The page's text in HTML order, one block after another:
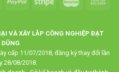
VÀ XÂY LẮP CÔNG NGHIỆP ĐẠT
DŨNG
cấp 11/07/2018, đăng ký thay đổi lần
28/08/2018.